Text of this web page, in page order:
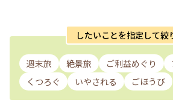
したいことを指定して絞
週末旅 絶景旅 ご利益めぐり
くつろぐ
いやされる ごほうび